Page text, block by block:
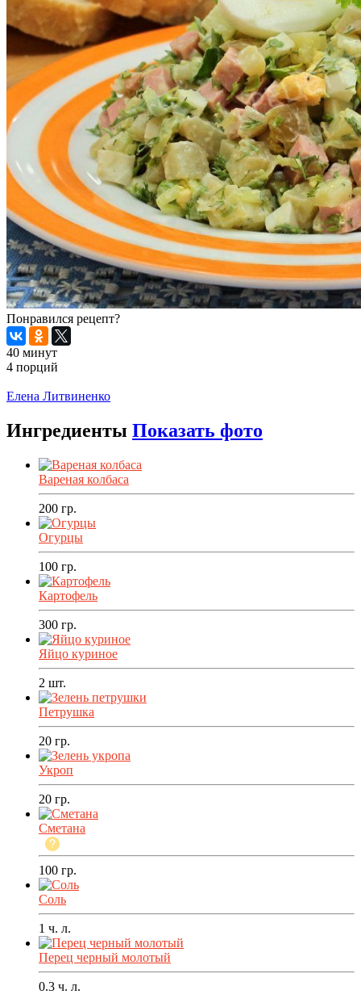
Понравился рецепт?
40 минут
4 порций
Елена Литвиненко
Ингредиенты Показать фото
Вареная колбаса
200 гр.
Огурцы
100 гр.
Картофель
300 гр.
Яйцо куриное
2 шт.
Петрушка
20 гр.
Укроп
20 гр.
Сметана
100 гр.
Соль
1 ч. л.
Перец черный молотый
0.3 ч. л.